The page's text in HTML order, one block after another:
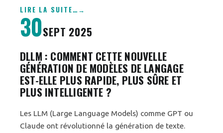
LIRE LA SUITE…
30SEPT 2025
DLLM : COMMENT CETTE NOUVELLE
GÉNÉRATION DE MODÈLES DE LANGAGE
EST-ELLE PLUS RAPIDE, PLUS SÛRE ET
PLUS INTELLIGENTE ?
Les LLM (Large Language Models) comme GPT ou
Claude ont révolutionné la génération de texte.